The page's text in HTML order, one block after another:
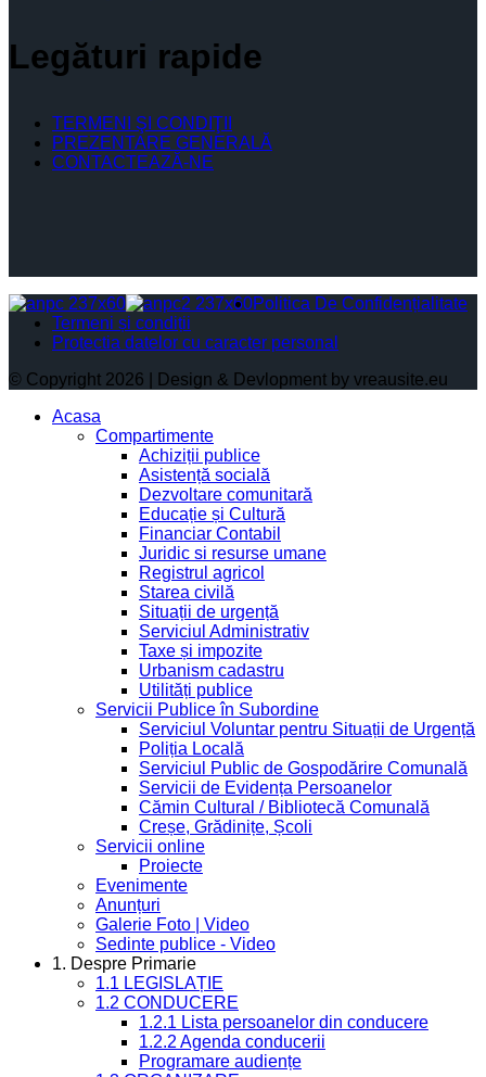
Legături rapide
TERMENI ŞI CONDIŢII
PREZENTARE GENERALĂ
CONTACTEAZĂ-NE
Politica De Confidențialitate
Termeni și condiții
Protectia datelor cu caracter personal
© Copyright 2026 | Design & Devlopment by vreausite.eu
Acasa
Compartimente
Achiziții publice
Asistență socială
Dezvoltare comunitară
Educație și Cultură
Financiar Contabil
Juridic si resurse umane
Registrul agricol
Starea civilă
Situații de urgență
Serviciul Administrativ
Taxe și impozite
Urbanism cadastru
Utilități publice
Servicii Publice în Subordine
Serviciul Voluntar pentru Situații de Urgență
Poliția Locală
Serviciul Public de Gospodărire Comunală
Servicii de Evidența Persoanelor
Cămin Cultural / Bibliotecă Comunală
Creșe, Grădinițe, Școli
Servicii online
Proiecte
Evenimente
Anunțuri
Galerie Foto | Video
Sedinte publice - Video
1. Despre Primarie
1.1 LEGISLAȚIE
1.2 CONDUCERE
1.2.1 Lista persoanelor din conducere
1.2.2 Agenda conducerii
Programare audiențe